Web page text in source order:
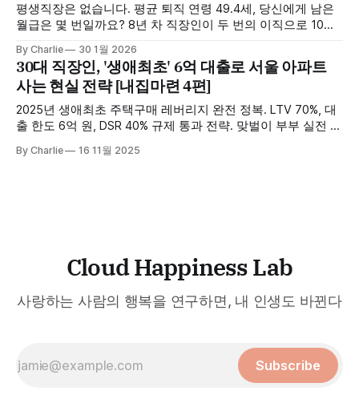
평생직장은 없습니다. 평균 퇴직 연령 49.4세, 당신에게 남은
월급은 몇 번일까요? 8년 차 직장인이 두 번의 이직으로 10년
로 확인하세요.
By Charlie 30 1월 2026
30대 직장인, '생애최초' 6억 대출로 서울 아파트
사는 현실 전략 [내집마련 4편]
2025년 생애최초 주택구매 레버리지 완전 정복. LTV 70%, 대
출 한도 6억 원, DSR 40% 규제 통과 전략. 맞벌이 부부 실전 시
By Charlie 16 11월 2025
Cloud Happiness Lab
사랑하는 사람의 행복을 연구하면, 내 인생도 바뀐다
Subscribe